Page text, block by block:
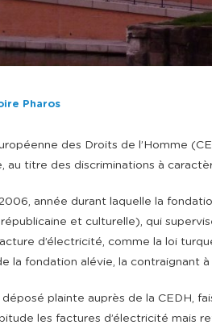
Pharos
des Droits de l’Homme
au titre des discriminations à
année durant laquelle la
et culturelle), qui
d’électricité, comme la loi
la fondation alévie, la contraignant
plainte auprès de la CEDH,
les factures d’électricité mais